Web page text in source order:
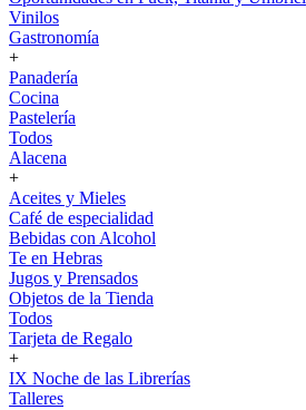
Vinilos
Gastronomía
+
Panadería
Cocina
Pastelería
Todos
Alacena
+
Aceites y Mieles
Café de especialidad
Bebidas con Alcohol
Te en Hebras
Jugos y Prensados
Objetos de la Tienda
Todos
Tarjeta de Regalo
+
IX Noche de las Librerías
Talleres